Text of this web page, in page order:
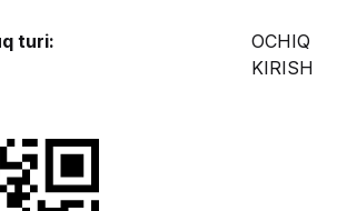
turi:
OCHIQ
KIRISH